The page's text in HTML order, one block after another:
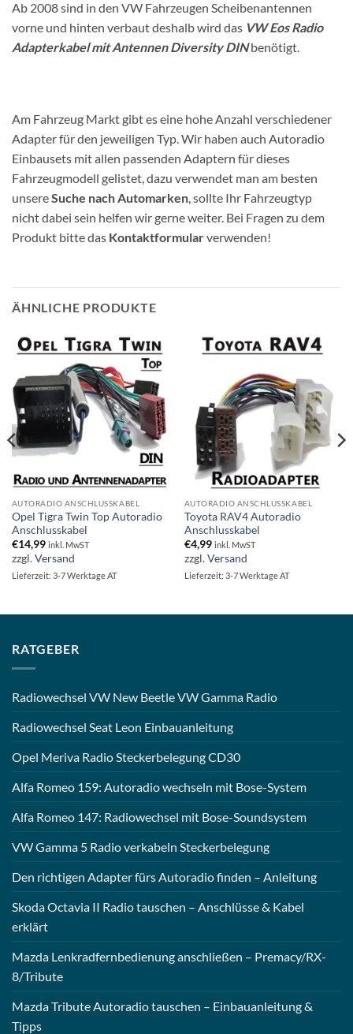
Ab 2008 sind in den VW Fahrzeugen Scheibenantennen
vorne und hinten verbaut deshalb wird das VW Eos Radio
Adapterkabel mit Antennen Diversity DINbenötigt.
Am Fahrzeug Markt gibt es eine hohe Anzahl verschiedener
Adapter für den jeweiligen Typ. Wir haben auch Autoradio
Einbausets mit allen passenden Adaptern für dieses
Fahrzeugmodell gelistet, dazu verwendet man am besten
unsereSuche nach Automarken, sollte Ihr Fahrzeugtyp
nicht dabei sein helfen wir gerne weiter. Bei Fragen zu dem
Produkt bitte das Kontaktformularverwenden!
ÄHNLICHE PRODUKTE
AUTORADIO ANSCHLUSSKABEL
Opel Tigra Twin Top Autoradio
Anschlusskabel
€14,99 inkl. MwST
zzgl.Versand
Lieferzeit: 3-7 Werktage AT
AUTORADIO ANSCHLUSSKABEL
Toyota RAV4 Autoradio
Anschlusskabel
€4,99 inkl. MwST
zzgl.Versand
Lieferzeit: 3-7 Werktage AT
RATGEBER
Radiowechsel VW New Beetle VW Gamma Radio
Radiowechsel Seat Leon Einbauanleitung
Opel Meriva Radio Steckerbelegung CD30
Alfa Romeo 159: Autoradio wechseln mit Bose-System
Alfa Romeo 147: Radiowechsel mit Bose-Soundsystem
VW Gamma 5 Radio verkabeln Steckerbelegung
Den richtigen Adapter fürs Autoradio finden – Anleitung
Skoda Octavia II Radio tauschen – Anschlüsse & Kabel
erklärt
Mazda Lenkradfernbedienung anschließen – Premacy/RX-
8/Tribute
Mazda Tribute Autoradio tauschen – Einbauanleitung &
Tipps